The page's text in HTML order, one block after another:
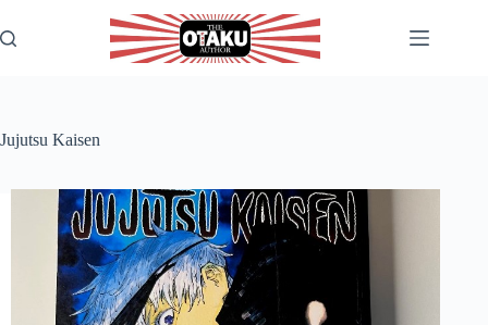
to
content
Jujutsu Kaisen